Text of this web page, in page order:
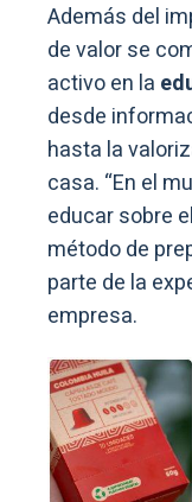
Además del
de valor se
activo en la
desde
hasta la
casa. “En el
educar sobre
método de
parte de la
empresa.